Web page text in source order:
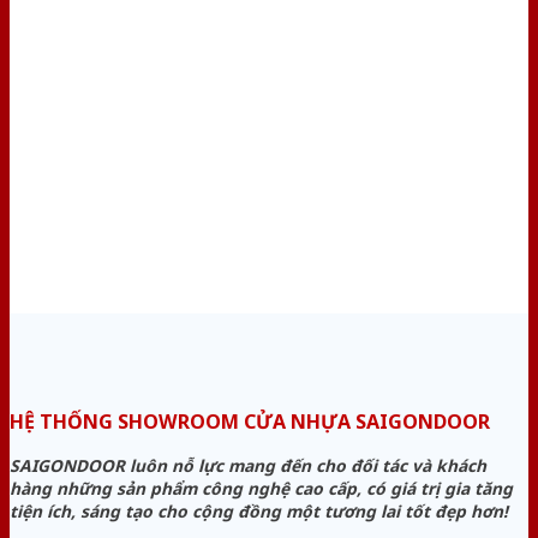
HỆ THỐNG SHOWROOM CỬA NHỰA SAIGONDOOR
SAIGONDOOR luôn nỗ lực mang đến cho đối tác và khách
hàng những sản phẩm công nghệ cao cấp, có giá trị gia tăng
tiện ích, sáng tạo cho cộng đồng một tương lai tốt đẹp hơn!